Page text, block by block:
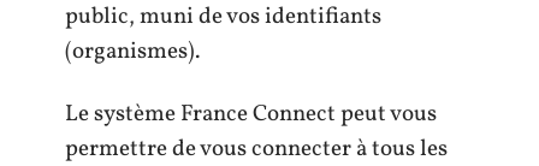
public, muni de vos identifiants
(organismes).
Le système France Connect peut vous
permettre de vous connecter à tous les